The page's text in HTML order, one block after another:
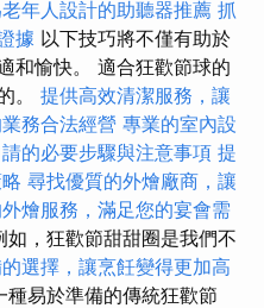
年人設計的助聽器推薦 抓
據 以下技巧將不僅有助於
和愉快。 適合狂歡節球的
。 提供高效清潔服務，讓
務合法經營 專業的室內設
的必要步驟與注意事項 提
尋找優質的外燴廠商，讓
燴服務，滿足您的宴會需
如，狂歡節甜甜圈是我們不
選擇，讓烹飪變得更加高
種易於準備的傳統狂歡節